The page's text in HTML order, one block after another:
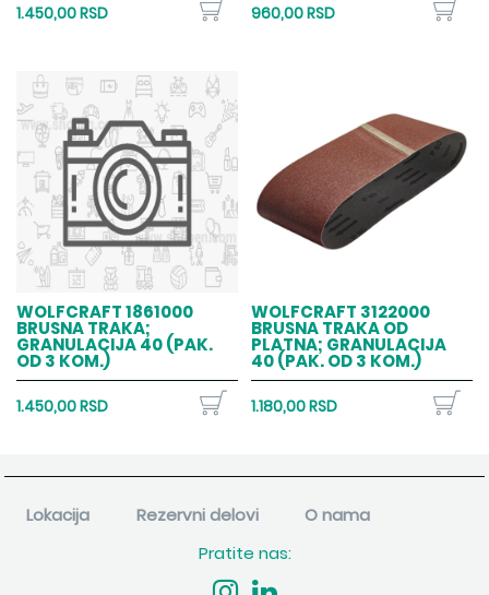
1.450,00 RSD 960,00 RSD
WOLFCRAFT 1861000
BRUSNA TRAKA;
GRANULACIJA 40 (PAK.
OD 3 KOM.)
1.450,00 RSD
WOLFCRAFT 3122000
BRUSNA TRAKA OD
PLATNA; GRANULACIJA
40 (PAK. OD 3 KOM.)
1.180,00 RSD
Lokacija Rezervni delovi
O nama
Pratite nas: